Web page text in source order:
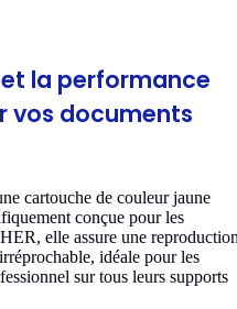
la performance
vos documents
cartouche de couleur jaune
conçue pour les
elle assure une
idéale pour les
sur tous leurs supports